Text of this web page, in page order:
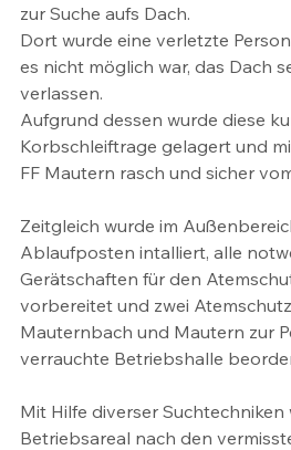
zur Suche aufs Dach.
Dort wurde eine verletzte
es nicht möglich war, das Dach
verlassen.
Aufgrund dessen wurde diese
Korbschleiftrage gelagert und
FF Mautern rasch und sicher
Zeitgleich wurde im
Ablaufposten intalliert, alle
Gerätschaften für den
vorbereitet und zwei
Mauternbach und Mautern zur
verrauchte Betriebshalle
Mit Hilfe diverser Suchtechniken
Betriebsareal nach den